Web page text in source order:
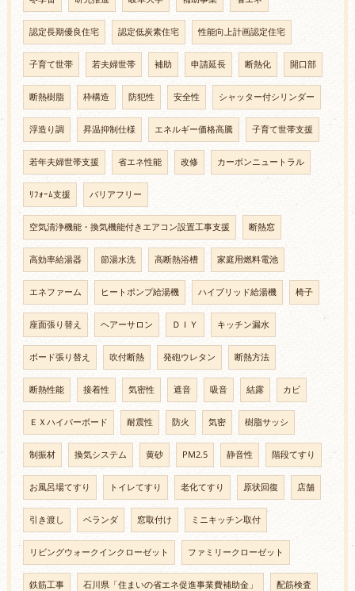
認定長期優良住宅 認定低炭素住宅 性能向上計画認定住宅
子育て世帯 若夫婦世帯 補助 申請延長 断熱化 開口部
断熱樹脂 枠構造 防犯性 安全性 シャッター付シリンダー
浮造り調 昇温抑制仕様 エネルギー価格高騰 子育て世帯支援
若年夫婦世帯支援 省エネ性能 改修 カーボンニュートラル
ﾘﾌｫｰﾑ支援 バリアフリー
空気清浄機能・換気機能付きエアコン設置工事支援 断熱窓
高効率給湯器 節湯水洗 高断熱浴槽 家庭用燃料電池
エネファーム ヒートポンプ給湯機 ハイブリッド給湯機 椅子
座面張り替え ヘアーサロン ＤＩＹ キッチン漏水
ボード張り替え 吹付断熱 発砲ウレタン 断熱方法
断熱性能 接着性 気密性 遮音 吸音 結露 カビ
ＥＸハイパーボード 耐震性 防火 気密 樹脂サッシ
制振材 換気システム 黄砂 PM2.5 静音性 階段てすり
お風呂場てすり トイレてすり 老化てすり 原状回復 店舗
引き渡し ベランダ 窓取付け ミニキッチン取付
リビングウォークインクローゼット ファミリークローゼット
鉄筋工事 石川県「住まいの省エネ促進事業費補助金」 配筋検査